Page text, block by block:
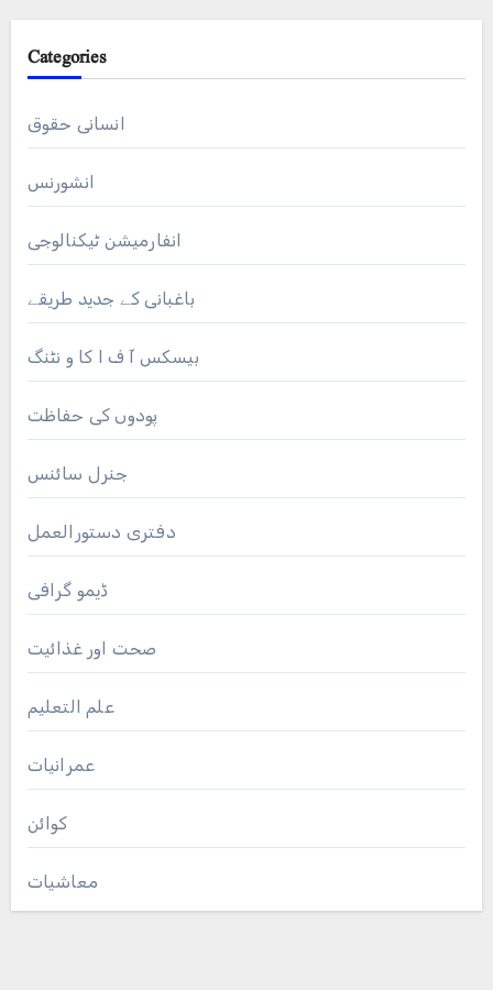
Categories
انسانی حقوق
انشورنس
انفارمیشن ٹیکنالوجی
باغبانی کے جدید طریقے
بیسکس آ ف ا کا و نٹنگ
پودوں کی حفاظت
جنرل سائنس
دفتری دستورالعمل
ڈیمو گرافی
صحت اور غذائیت
علم التعلیم
عمرانیات
کوائن
معاشیات